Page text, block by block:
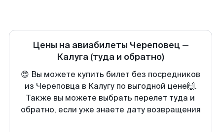
Цены на авиабилеты Череповец —
Калуга (туда и обратно)
😍 Вы можете купить билет без посредников
из Череповца в Калугу по выгодной цене🙌.
Также вы можете выбрать перелет туда и
обратно, если уже знаете дату возвращения